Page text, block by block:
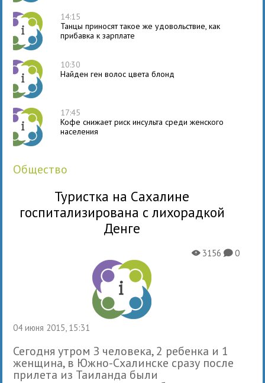
14:15
Танцы приносят такое же удовольствие, как
прибавка к зарплате
10:30
Найден ген волос цвета блонд
17:45
Кофе снижает риск инсульта среди женского
населения
общество
Туристка на Сахалине
госпитализирована с лихорадкой
Денге
04 июня 2015, 15:31
X3156K0
Сегодня утром З человека, 2 ребенка и 1
женщина, в Южно-Схалинске сразу после
прилета из Таиланда были